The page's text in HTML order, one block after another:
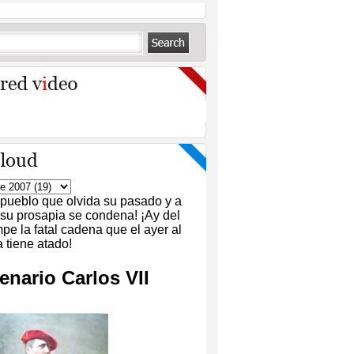
pueblo que olvida su pasado y a
prosapia se condena! ¡Ay del
la fatal cadena que el ayer al
tiene atado!
Carlos VII